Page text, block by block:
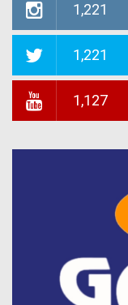
1,221
1,221
1,127